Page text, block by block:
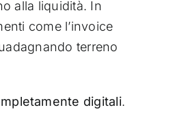
alla liquidità. In
come l’invoice
terreno
digitali.